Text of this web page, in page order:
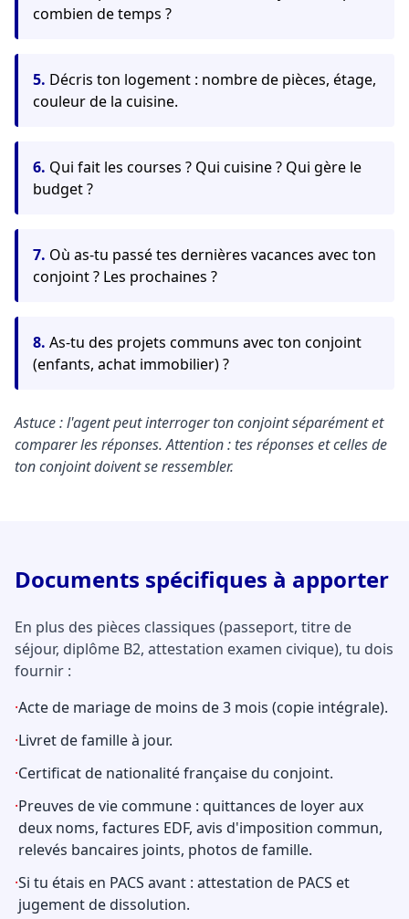
combien de temps ?
5. Décris ton logement : nombre de pièces, étage,
couleur de la cuisine.
6. Qui fait les courses ? Qui cuisine ? Qui gère le
budget ?
7. Où as-tu passé tes dernières vacances avec ton
conjoint ? Les prochaines ?
8. As-tu des projets communs avec ton conjoint
(enfants, achat immobilier) ?
Astuce : l'agent peut interroger ton conjoint séparément et
comparer les réponses. Attention : tes réponses et celles de
ton conjoint doivent se ressembler.
Documents spécifiques à apporter
En plus des pièces classiques (passeport, titre de
séjour, diplôme B2, attestation examen civique), tu dois
fournir :
·Acte de mariage de moins de 3 mois (copie intégrale).
·Livret de famille à jour.
·Certificat de nationalité française du conjoint.
·Preuves de vie commune : quittances de loyer aux
deux noms, factures EDF, avis d'imposition commun,
relevés bancaires joints, photos de famille.
·Si tu étais en PACS avant : attestation de PACS et
jugement de dissolution.